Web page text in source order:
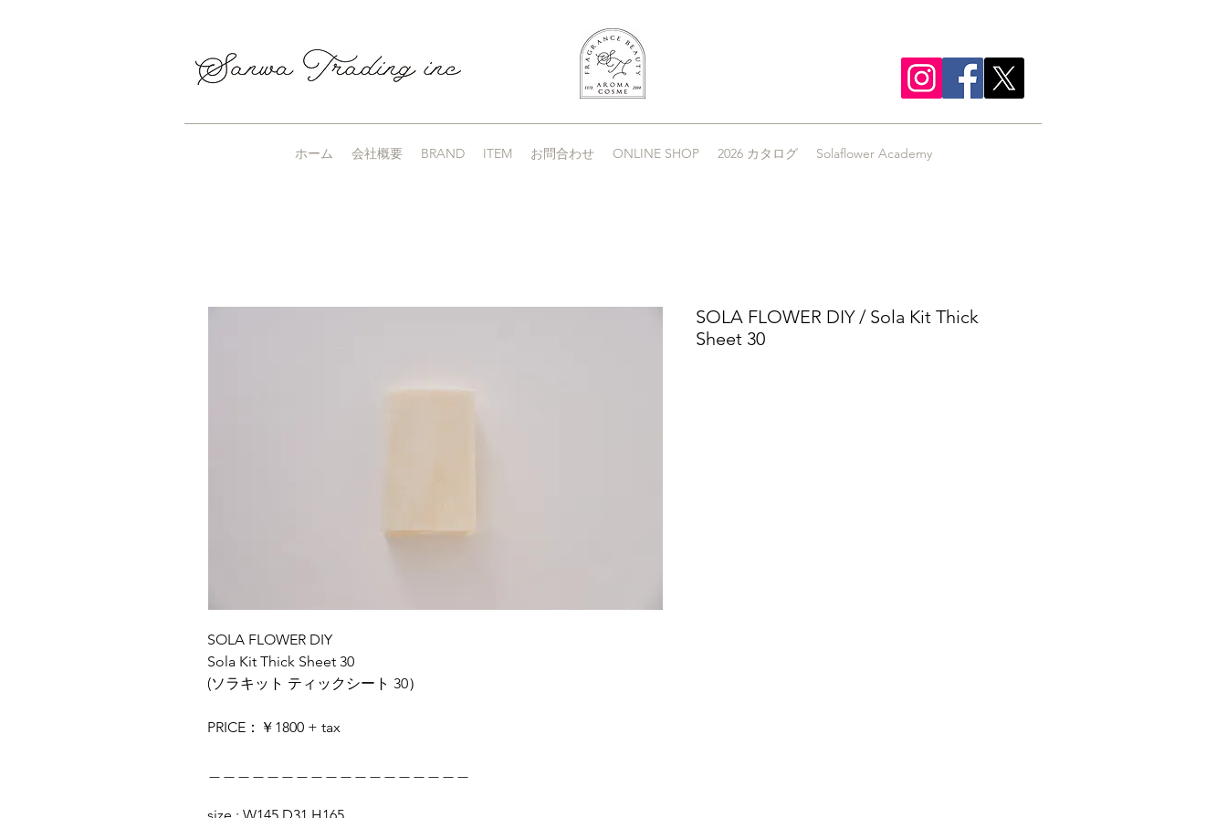
ホーム 会社概要 BRAND ITEM お問合わせ ONLINE SHOP 2026 カタログ Solaflower Academy
SOLA FLOWER DIY
Sola Kit Thick Sheet 30
(ソラキット ティックシート 30）
PRICE：￥1800 + tax
SOLA FLOWER DIY / Sola Kit Thick
Sheet 30